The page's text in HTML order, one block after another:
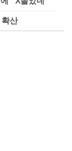
확산